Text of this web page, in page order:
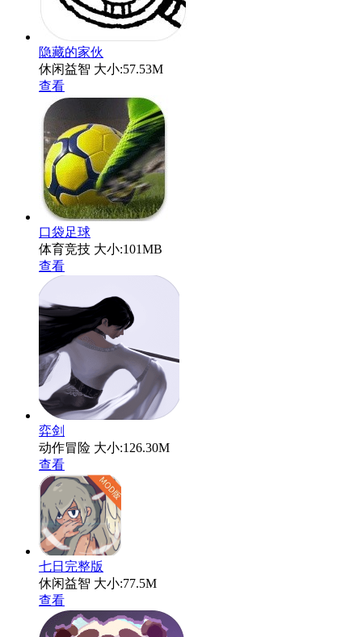
隐藏的家伙
休闲益智 大小:57.53M
查看
口袋足球
体育竞技 大小:101MB
查看
弈剑
动作冒险 大小:126.30M
查看
七日完整版
休闲益智 大小:77.5M
查看